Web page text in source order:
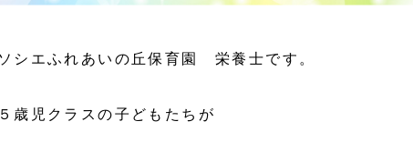
シエふれあいの丘保育園 栄養士です。
歳児クラスの子どもたちが